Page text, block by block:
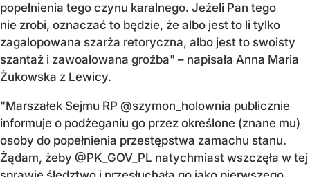
popełnienia tego czynu karalnego. Jeżeli Pan tego
nie zrobi, oznaczać to będzie, że albo jest to li tylko
zagalopowana szarża retoryczna, albo jest to swoisty
szantaż i zawoalowana groźba" – napisała Anna Maria
Żukowska z Lewicy.
"Marszałek Sejmu RP @szymon_holownia publicznie
informuje o podżeganiu go przez określone (znane mu)
osoby do popełnienia przestępstwa zamachu stanu.
Żądam, żeby @PK_GOV_PL natychmiast wszczęła w tej